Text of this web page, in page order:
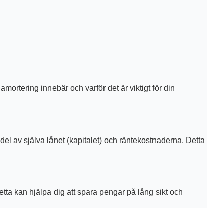
innebär och varför det är viktigt för din
av själva lånet (kapitalet) och räntekostnaderna. Detta
kan hjälpa dig att spara pengar på lång sikt och